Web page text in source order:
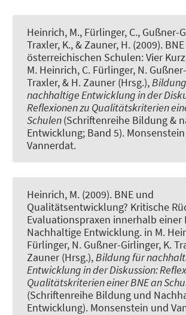
Heinrich, M., Fürlinger, C., Gußner-
Traxler, K., & Zauner, H. (2009).
österreichischen Schulen: Vier
M. Heinrich, C. Fürlinger, N.
Traxler, & H. Zauner (Hrsg.),
nachhaltige Entwicklung in der
Reflexionen zu Qualitätskriterien
Schulen(Schriftenreihe Bildung &
Entwicklung; Band 5).
Vannerdat.
Heinrich, M. (2009). BNE und
Qualitätsentwicklung? Kritische
Evaluationspraxen innerhalb
Nachhaltige Entwicklung. in M.
Fürlinger, N. Gußner-Girlinger, K.
Zauner (Hrsg.),Bildung für
Entwicklung in der Diskussion:
Qualitätskriterien einer BNE an
(Schriftenreihe Bildung und
Entwicklung). Monsenstein und